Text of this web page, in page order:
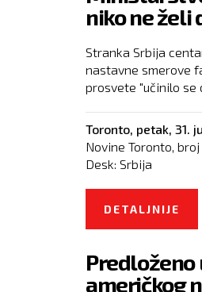
niko ne želi
Stranka Srbija
nastavne smerove
prosvete "učinilo se
Toronto, petak, 31.
Novine Toronto, broj
Desk: Srbija
DETALJNIJE
američkog